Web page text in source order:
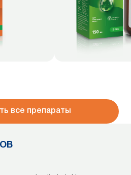
все препараты